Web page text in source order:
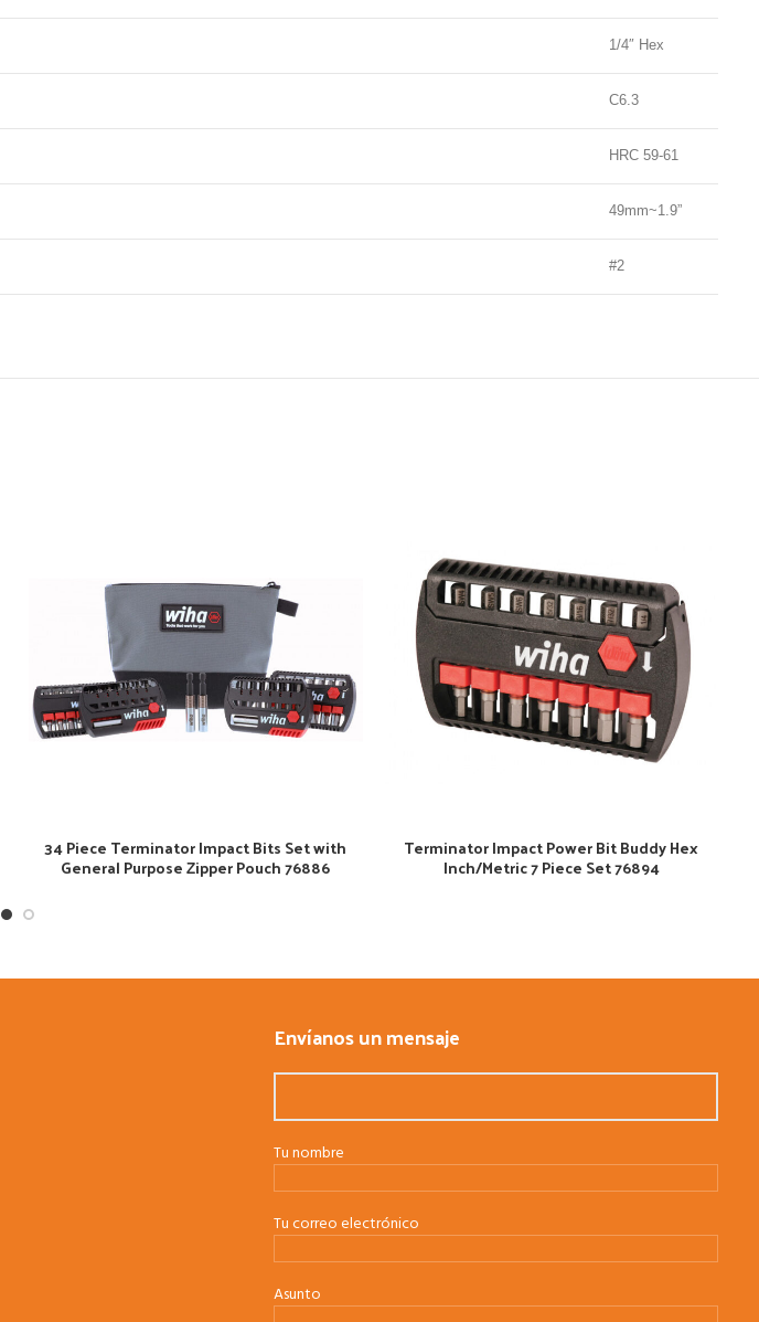
1/4″ Hex
C6.3
HRC 59-61
49mm~1.9”
#2
34 Piece Terminator Impact Bits Set with
General Purpose Zipper Pouch 76886
Terminator Impact Power Bit Buddy Hex
Inch/Metric 7 Piece Set 76894
Envíanos un mensaje
Tu nombre
Tu correo electrónico
Asunto